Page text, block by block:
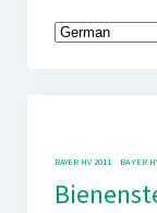
BAYER HV 2011 BAYER